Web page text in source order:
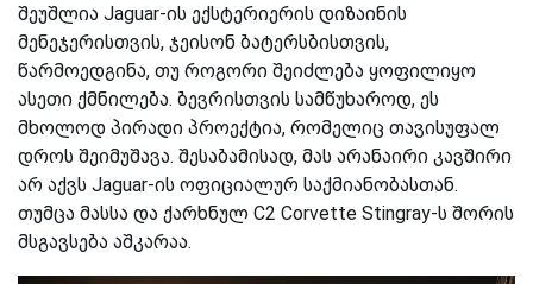
შეუშლია Jaguar-ის ექსტერიერის დიზაინის
მენეჯერისთვის, ჯეისონ ბატერსბისთვის,
წარმოედგინა, თუ როგორი შეიძლება ყოფილიყო
ასეთი ქმნილება. ბევრისთვის სამწუხაროდ, ეს
მხოლოდ პირადი პროექტია, რომელიც თავისუფალ
დროს შეიმუშავა. შესაბამისად, მას არანაირი კავშირი
არ აქვს Jaguar-ის ოფიციალურ საქმიანობასთან.
თუმცა მასსა და ქარხნულ C2 Corvette Stingray-ს შორის
მსგავსება აშკარაა.